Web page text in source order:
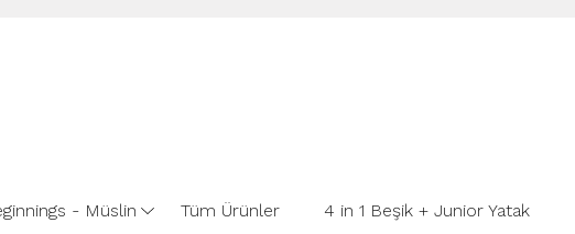
- Müslin Tüm Ürünler 4 in 1 Beşik + Junior Yatak